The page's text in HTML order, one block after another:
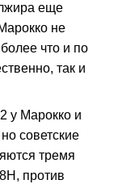
еще
не
что и по
так и
у Марокко и
советские
тремя
против